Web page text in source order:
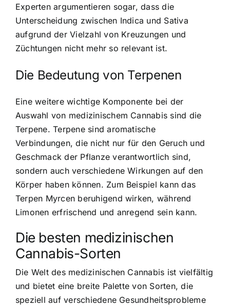
Experten argumentieren sogar, dass die
Unterscheidung zwischen Indica und Sativa
aufgrund der Vielzahl von Kreuzungen und
Züchtungen nicht mehr so relevant ist.
Die Bedeutung von Terpenen
Eine weitere wichtige Komponente bei der
Auswahl von medizinischem Cannabis sind die
Terpene. Terpene sind aromatische
Verbindungen, die nicht nur für den Geruch und
Geschmack der Pflanze verantwortlich sind,
sondern auch verschiedene Wirkungen auf den
Körper haben können. Zum Beispiel kann das
Terpen Myrcen beruhigend wirken, während
Limonen erfrischend und anregend sein kann.
Die besten medizinischen
Cannabis-Sorten
Die Welt des medizinischen Cannabis ist vielfältig
und bietet eine breite Palette von Sorten, die
speziell auf verschiedene Gesundheitsprobleme